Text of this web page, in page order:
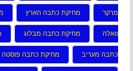
מרקר מחיקת כתבה הארץ
וואלה מחיקת כתבה מבלוג
כתבה מעריב מחיקת כתבה פוסטה